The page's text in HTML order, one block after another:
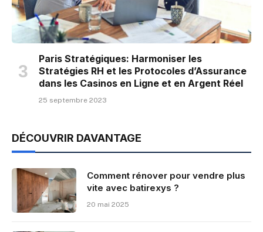
Paris Stratégiques: Harmoniser les
Stratégies RH et les Protocoles d’Assurance
dans les Casinos en Ligne et en Argent Réel
25 septembre 2023
DÉCOUVRIR DAVANTAGE
Comment rénover pour vendre plus
vite avec batirexys ?
20 mai 2025